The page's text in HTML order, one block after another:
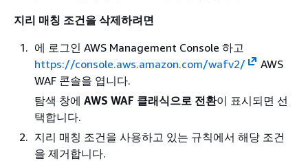
지리 매칭 조건을 삭제하려면
에 로그인 AWS Management Console 하고
https://console.aws.amazon.com/wafv2/
AWS
WAF 콘솔을 엽니다.
탐색 창에 AWS WAF 클래식으로 전환이 표시되면 선
택합니다.
지리 매칭 조건을 사용하고 있는 규칙에서 해당 조건
을 제거합니다.